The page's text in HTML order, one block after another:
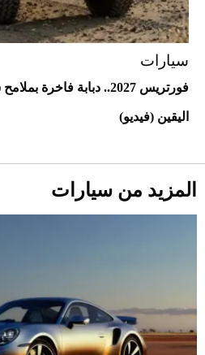
أحذية Mary Jane: ترف وأناقة للرجال
سيارات
فورتريس 2027.. دبابة
اليقين (فيديو)
المزيد من سيارات